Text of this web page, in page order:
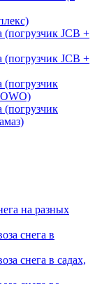
(погрузчик JCB +
(погрузчик JCB +
(погрузчик
(погрузчик
на разных
снега в
снега в садах,